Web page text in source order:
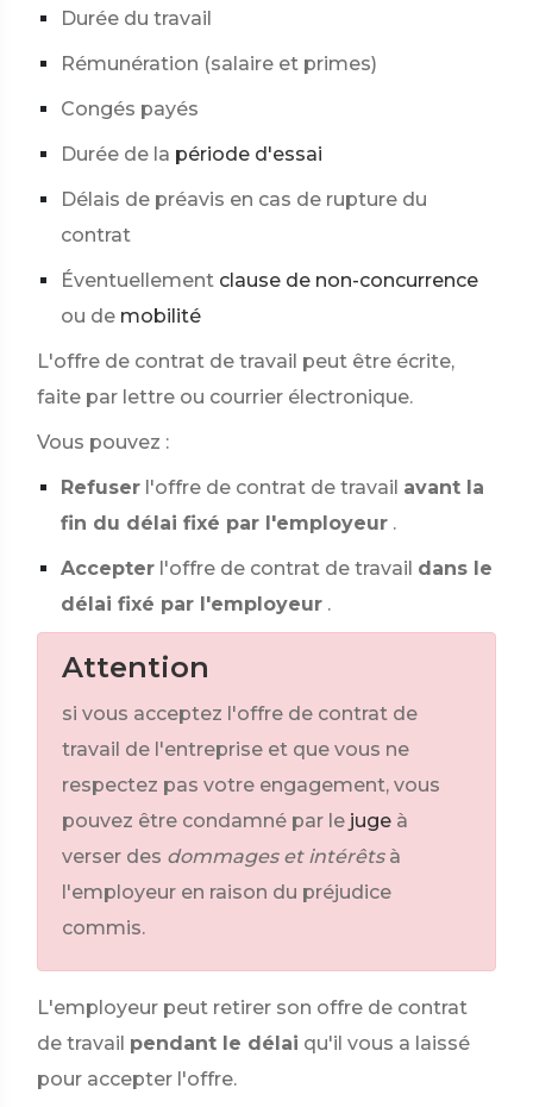
Durée du travail
Rémunération (salaire et primes)
Congés payés
Durée de la période d'essai
Délais de préavis en cas de rupture du
contrat
Éventuellement clause de non-concurrence
ou de mobilité
L'offre de contrat de travail peut être écrite,
faite par lettre ou courrier électronique.
Vous pouvez :
Refuser l'offre de contrat de travail avant la
fin du délai fixé par l'employeur .
Accepter l'offre de contrat de travail dans le
délai fixé par l'employeur .
Attention
si vous acceptez l'offre de contrat de
travail de l'entreprise et que vous ne
respectez pas votre engagement, vous
pouvez être condamné par le juge à
verser des dommages et intérêts à
l'employeur en raison du préjudice
commis.
L'employeur peut retirer son offre de contrat
de travail pendant le délai qu'il vous a laissé
pour accepter l'offre.